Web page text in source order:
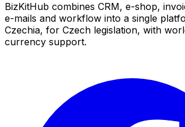
BizKitHub combines CRM, e-shop,
e-mails and workflow into a single
Czechia, for Czech legislation, with
currency support.